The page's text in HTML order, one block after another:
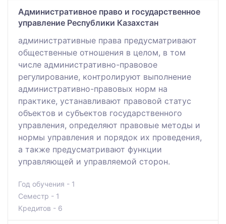
Административное право и государственное
управление Республики Казахстан
административные права предусматривают
общественные отношения в целом, в том
числе административно-правовое
регулирование, контролируют выполнение
административно-правовых норм на
практике, устанавливают правовой статус
объектов и субъектов государственного
управления, определяют правовые методы и
нормы управления и порядок их проведения,
а также предусматривают функции
управляющей и управляемой сторон.
Год обучения - 1
Семестр - 1
Кредитов - 6